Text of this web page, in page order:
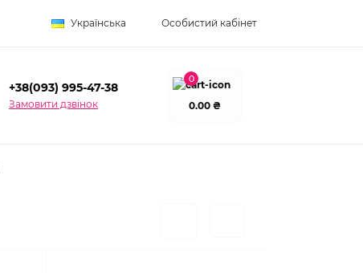
Українська Особистий кабінет
+38(093) 995-47-38
Замовити дзвінок
0
0.00 ₴